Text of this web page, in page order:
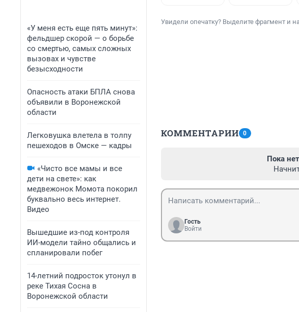
«У меня есть еще пять минут»:
фельдшер скорой — о борьбе
со смертью, самых сложных
вызовах и чувстве
безысходности
Опасность атаки БПЛА снова
объявили в Воронежской
области
Легковушка влетела в толпу
пешеходов в Омске — кадры
«Чисто все мамы и все
дети на свете»: как
медвежонок Момота покорил
буквально весь интернет.
Видео
Вышедшие из-под контроля
ИИ-модели тайно общались и
спланировали побег
14-летний подросток утонул в
реке Тихая Сосна в
Воронежской области
Увидели опечатку? Выделите фрагмент и
КОММЕНТАРИИ 0
Пока
Гость
Войти